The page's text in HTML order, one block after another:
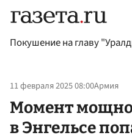
Покушение на главу
11 февраля 2025 08:00Армия
Момент
в Энгельсе